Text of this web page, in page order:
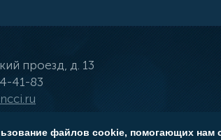
проезд, д. 13
41-83
файлов cookie, помогающих нам